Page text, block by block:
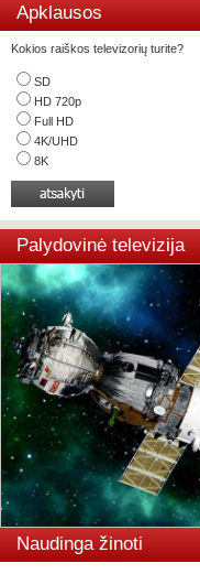
Apklausos
Kokios raiškos televizorių turite?
SD
HD 720p
Full HD
4K/UHD
8K
Palydovinė televizija
Naudinga žinoti